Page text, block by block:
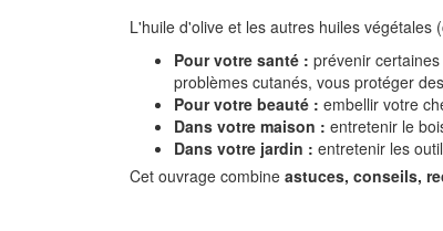
L'huile d'olive et les autres huiles
Pour votre santé : prévenir
problèmes cutanés, vous protéger
Pour votre beauté : embellir votre
Dans votre maison : entretenir le
Dans votre jardin : entretenir les
Cet ouvrage combine astuces, conseils,